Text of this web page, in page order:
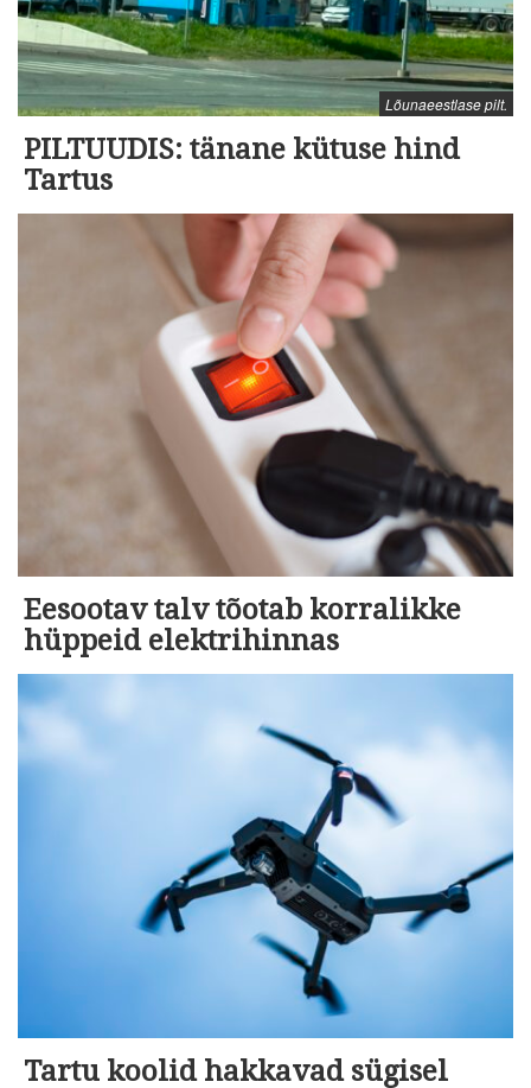
Lõunaeestlase pilt.
PILTUUDIS: tänane kütuse hind
Tartus
Eesootav talv tõotab korralikke
hüppeid elektrihinnas
Tartu koolid hakkavad sügisel